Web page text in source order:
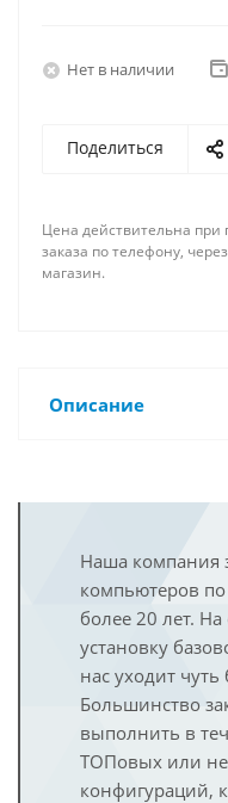
Нет в наличии
Поделиться
Цена действительна
заказа по телефону,
магазин.
Описание
Наша компания
компьютеров
более 20 лет. На
установку
нас уходит
Большинство
выполнить в
ТОПовых или
конфигураций,